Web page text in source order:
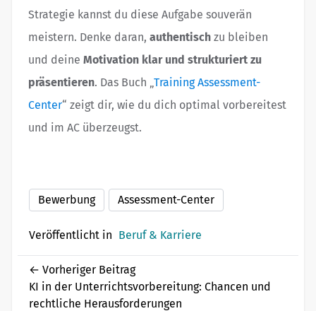
Strategie kannst du diese Aufgabe souverän
meistern. Denke daran, authentisch zu bleiben
und deine Motivation klar und strukturiert zu
präsentieren. Das Buch „Training Assessment-
Center“ zeigt dir, wie du dich optimal vorbereitest
und im AC überzeugst.
Bewerbung Assessment-Center
Veröffentlicht in Beruf & Karriere
← Vorheriger Beitrag
KI in der Unterrichtsvorbereitung: Chancen und
rechtliche Herausforderungen